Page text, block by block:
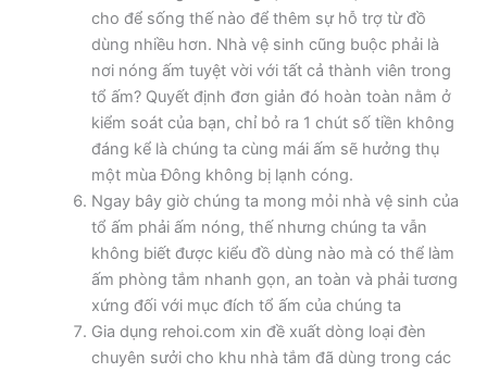
cho để sống thế nào để thêm sự hỗ trợ từ đồ
dùng nhiều hơn. Nhà vệ sinh cũng buộc phải là
nơi nóng ấm tuyệt vời với tất cả thành viên trong
tổ ấm? Quyết định đơn giản đó hoàn toàn nằm ở
kiểm soát của bạn, chỉ bỏ ra 1 chút số tiền không
đáng kể là chúng ta cùng mái ấm sẽ hưởng thụ
một mùa Đông không bị lạnh cóng.
Ngay bây giờ chúng ta mong mỏi nhà vệ sinh của
tổ ấm phải ấm nóng, thế nhưng chúng ta vẫn
không biết được kiểu đồ dùng nào mà có thể làm
ấm phòng tắm nhanh gọn, an toàn và phải tương
xứng đối với mục đích tổ ấm của chúng ta
Gia dụng rehoi.com xin đề xuất dòng loại đèn
chuyên sưởi cho khu nhà tắm đã dùng trong các